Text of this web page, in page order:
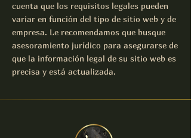
cuenta que los requisitos legales pueden
variar en función del tipo de sitio web y de
empresa. Le recomendamos que busque
asesoramiento jurídico para asegurarse de
que la información legal de su sitio web es
precisa y está actualizada.